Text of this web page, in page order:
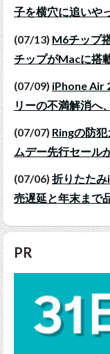
子を横穴に追いや
(07/13) M6チップ
チップがMacに搭
(07/09) iPhone Air
リーの不満解消へ
(07/07) Ringの防
ムデー先行セール
(07/06) 折りたた
売遅延と年末まで
PR